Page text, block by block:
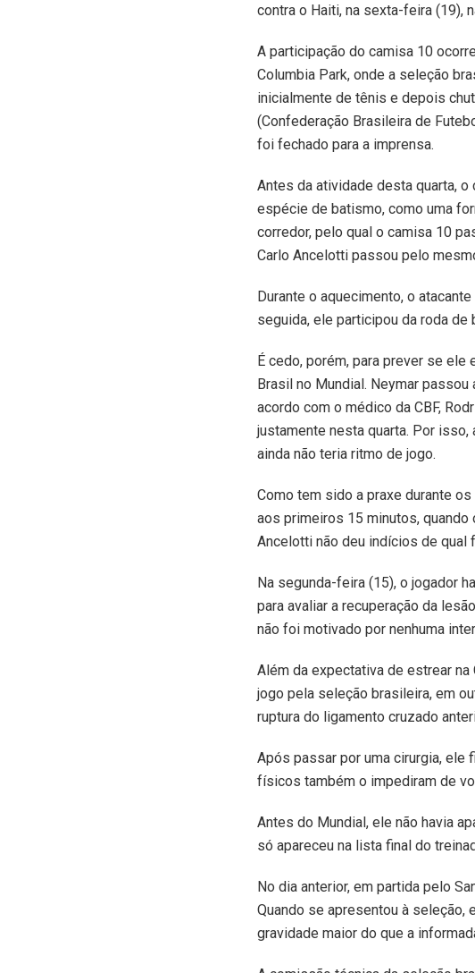
contra o Haiti, na sexta-feira (19),
A participação do camisa 10
Columbia Park, onde a seleção
inicialmente de tênis e depois
(Confederação Brasileira de
foi fechado para a imprensa.
Antes da atividade desta quarta,
espécie de batismo, como uma
corredor, pelo qual o camisa 10
Carlo Ancelotti passou pelo
Durante o aquecimento, o
seguida, ele participou da roda
É cedo, porém, para prever se
Brasil no Mundial. Neymar
acordo com o médico da CBF,
justamente nesta quarta. Por
ainda não teria ritmo de jogo.
Como tem sido a praxe durante
aos primeiros 15 minutos,
Ancelotti não deu indícios de qual
Na segunda-feira (15), o jogador
para avaliar a recuperação da
não foi motivado por nenhuma
Além da expectativa de estrear
jogo pela seleção brasileira, em
ruptura do ligamento cruzado
Após passar por uma cirurgia,
físicos também o impediram de
Antes do Mundial, ele não havia
só apareceu na lista final do
No dia anterior, em partida pelo
Quando se apresentou à seleção,
gravidade maior do que a